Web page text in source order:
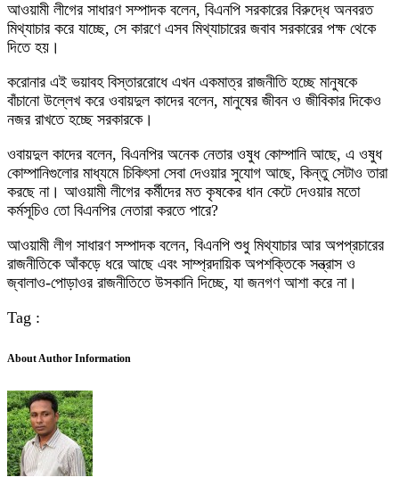
আওয়ামী লীগের সাধারণ সম্পাদক বলেন, বিএনপি সরকারের বিরুদ্ধে অনবরত
মিথ্যাচার করে যাচ্ছে, সে কারণে এসব মিথ্যাচারের জবাব সরকারের পক্ষ থেকে
দিতে হয়।
করোনার এই ভয়াবহ বিস্তাররোধে এখন একমাত্র রাজনীতি হচ্ছে মানুষকে
বাঁচানো উল্লেখ করে ওবায়দুল কাদের বলেন, মানুষের জীবন ও জীবিকার দিকেও
নজর রাখতে হচ্ছে সরকারকে।
ওবায়দুল কাদের বলেন, বিএনপির অনেক নেতার ওষুধ কোম্পানি আছে, এ ওষুধ
কোম্পানিগুলোর মাধ্যমে চিকিৎসা সেবা দেওয়ার সুযোগ আছে, কিন্তু সেটাও তারা
করছে না। আওয়ামী লীগের কর্মীদের মত কৃষকের ধান কেটে দেওয়ার মতো
কর্মসূচিও তো বিএনপির নেতারা করতে পারে?
আওয়ামী লীগ সাধারণ সম্পাদক বলেন, বিএনপি শুধু মিথ্যাচার আর অপপ্রচারের
রাজনীতিকে আঁকড়ে ধরে আছে এবং সাম্প্রদায়িক অপশক্তিকে সন্ত্রাস ও
জ্বালাও-পোড়াওর রাজনীতিতে উসকানি দিচ্ছে, যা জনগণ আশা করে না।
Tag :
About Author Information